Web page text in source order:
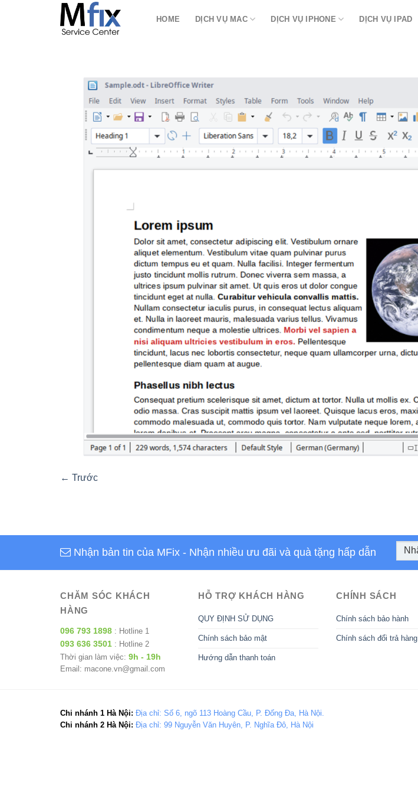
HOME DỊCH VỤ MAC DỊCH VỤ IPHONE DỊCH VỤ IPAD
← Trước
Nhận bản tin của MFix - Nhận nhiều ưu đãi và quà tặng hấp dẫn
CHĂM SÓC KHÁCH
HÀNG
096 793 1898 : Hotline 1
093 636 3501 : Hotline 2
Thời gian làm việc: 9h - 19h
Email: macone.vn@gmail.com
HỖ TRỢ KHÁCH HÀNG
QUY ĐỊNH SỬ DỤNG
Chính sách bảo mật
Hướng dẫn thanh toán
CHÍNH SÁCH
Chính sách bảo hành
Chính sách đổi trả hàng
Chi nhánh 1 Hà Nội: Địa chỉ: Số 6, ngõ 113 Hoàng Cầu, P. Đống Đa, Hà Nội.
Chi nhánh 2 Hà Nội: Địa chỉ: 99 Nguyễn Văn Huyên, P. Nghĩa Đô, Hà Nội